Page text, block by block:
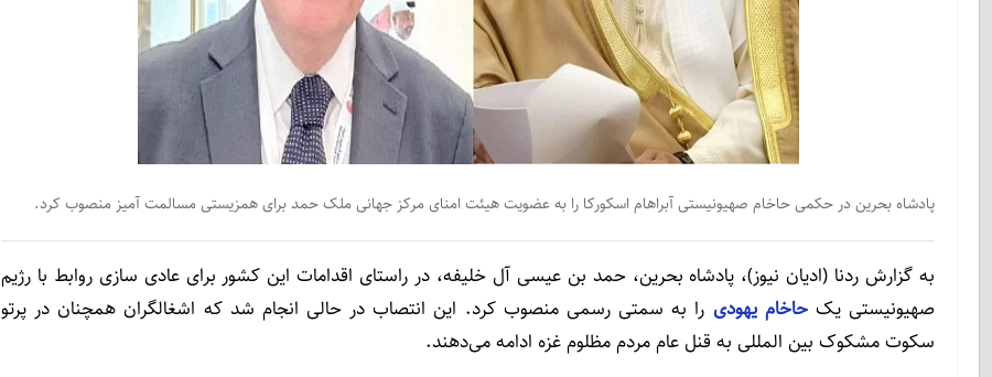
پادشاه بحرین در حکمی حاخام صهیونیستی آبراهام اسکورکا را به عضویت هیئت امنای مرکز جهانی ملک حمد برای همزیستی مسالمت آمیز منصوب کرد.
به گزارش ردنا (ادیان نیوز)، پادشاه بحرین، حمد بن عیسی آل خلیفه، در راستای اقدامات این کشور برای عادی سازی روابط با رژیم
صهیونیستی یکحاخام یهودی را به سمتی رسمی منصوب کرد. این انتصاب در حالی انجام شد که اشغالگران همچنان در پرتو
سکوت مشکوک بین المللی به قنل عام مردم مظلوم غزه ادامه می‌دهند.